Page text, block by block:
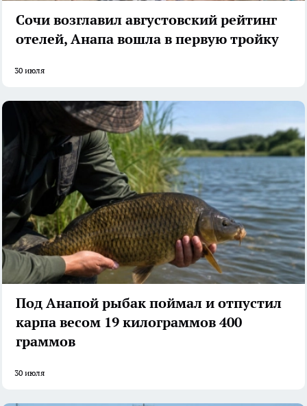
Сочи возглавил августовский рейтинг
отелей, Анапа вошла в первую тройку
30 июля
Под Анапой рыбак поймал и отпустил
карпа весом 19 килограммов 400
граммов
30 июля